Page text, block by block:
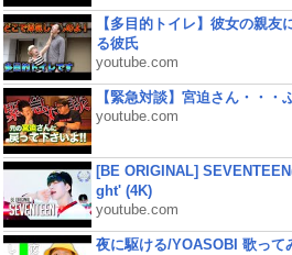
【多目的トイレ】彼女の親友
る彼氏
youtube.com
【緊急対談】宮迫さん・・・
youtube.com
[BE ORIGINAL]
ght' (4K)
youtube.com
夜に駆ける/YOASOBI 歌って